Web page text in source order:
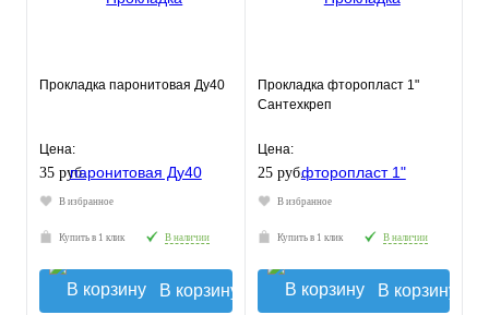
Прокладка паронитовая Ду40
Цена:
35 руб.
В избранное
Купить в 1 клик В наличии
В корзину
Прокладка фторопласт 1"
Сантехкреп
Цена:
25 руб.
В избранное
Купить в 1 клик В наличии
В корзину